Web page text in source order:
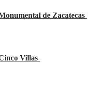
de Zacatecas
Villas